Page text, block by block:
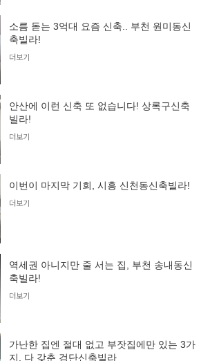
소름 돋는 3억대 요즘 신축.. 부천 원미동신
축빌라!
더보기
안산에 이런 신축 또 없습니다! 상록구신축
빌라!
더보기
이번이 마지막 기회, 시흥 신천동신축빌라!
더보기
역세권 아니지만 줄 서는 집, 부천 송내동신
축빌라!
더보기
가난한 집엔 절대 없고 부잣집에만 있는 3가
지, 다 갖춘 검단신축빌라